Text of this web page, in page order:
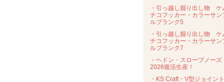
・引っ越し掘り出し物 ケ
チコフッカー・カラーサン
ルブランク5
・引っ越し掘り出し物 ケ
チコフッカー・カラーサン
ルブランク7
・ヘドン・スロープノー
2026復活生産！
・KS Craft・V型ジョイン